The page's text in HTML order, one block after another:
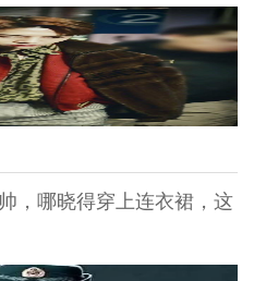
，哪晓得穿上连衣裙，这